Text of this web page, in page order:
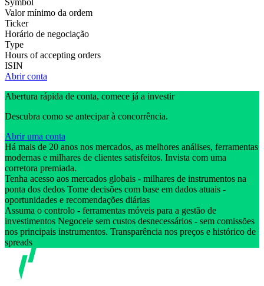
Symbol
Valor mínimo da ordem
Ticker
Horário de negociação
Type
Hours of accepting orders
ISIN
Abrir conta
Abertura rápida de conta, comece já a investir
Descubra como se antecipar à concorrência.
Abrir uma conta
Há mais de 20 anos nos mercados, as melhores análises, ferramentas
modernas e milhares de clientes satisfeitos. Invista com uma
corretora premiada.
Tenha acesso aos mercados globais - milhares de instrumentos na
ponta dos dedos Tome decisões com base em dados atuais -
oportunidades e recomendações diárias
Assuma o controlo - ferramentas móveis para a gestão de
investimentos Negoceie sem custos desnecessários - sem comissões
nos principais instrumentos. Transparência nos preços e histórico de
spreads